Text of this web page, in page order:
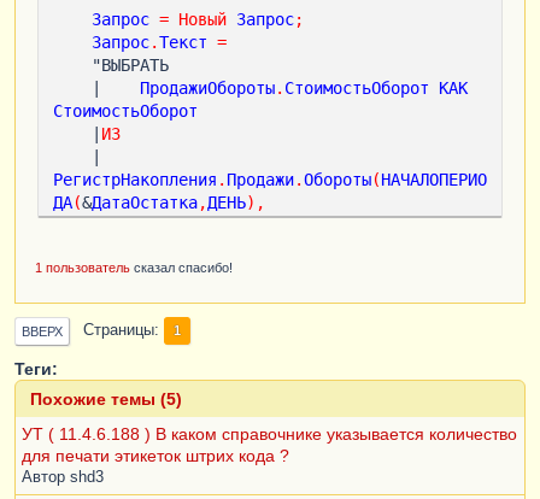
Процедура
ПолучитьЗаработокЗаДень
ДатаОстатка = ТекущаяДата();
Заработок
=
ПолучитьЗаработокЗаДеньНаСервере
КонецПроцедуры
Запрос = Новый Запрос;
Запрос.Текст =
"ВЫБРАТЬ
| ПродажиОбороты. СтоимостьОборот
КАК
СтоимостьОборот
| ИЗ
РегистрНакопления . Продажи.Обороты(НАЧАЛОПЕРИО
ДА(&ДатаОстатка,ДЕНЬ),
КОНЕЦПЕРИОДА(&ДатаОстатка,ДЕНЬ), , ) КАК
УстановитьПараметр
ДатаОстатка );
РезультатЗапроса
1 пользователь сказал спасибо!
ВВЕРХ Страницы 1
Теги:
Похожие темы (5)
УТ ( 11.4.6.188 ) В каком справочнике указывается количество
для печати этикеток штрих кода ?
Автор shd3